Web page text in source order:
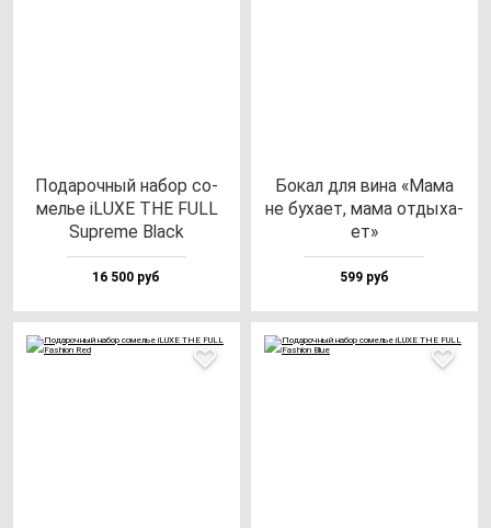
Пода­роч­ный на­бор со­
мелье iLUXE THE FULL
Sup­re­me Black
16 500 руб
Бокал для ви­на «Мама
не бу­ха­ет, ма­ма от­ды­ха­
ет»
599 руб